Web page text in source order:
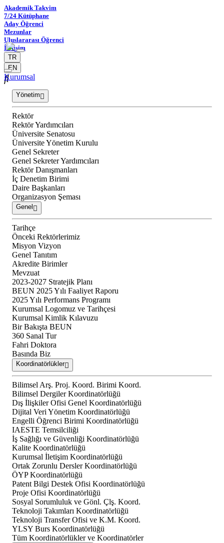
Akademik Takvim
7/24 Kütüphane
Aday Öğrenci
Mezunlar
Uluslararası Öğrenci
İletişim
TR
EN
Kurumsal
Yönetim
Rektör
Rektör Yardımcıları
Üniversite Senatosu
Üniversite Yönetim Kurulu
Genel Sekreter
Genel Sekreter Yardımcıları
Rektör Danışmanları
İç Denetim Birimi
Daire Başkanları
Organizasyon Şeması
Genel
Tarihçe
Önceki Rektörlerimiz
Misyon Vizyon
Genel Tanıtım
Akredite Birimler
Mevzuat
2023-2027 Stratejik Planı
BEUN 2025 Yılı Faaliyet Raporu
2025 Yılı Performans Programı
Kurumsal Logomuz ve Tarihçesi
Kurumsal Kimlik Kılavuzu
Bir Bakışta BEUN
360 Sanal Tur
Fahri Doktora
Basında Biz
Koordinatörlükler
Bilimsel Arş. Proj. Koord. Birimi Koord.
Bilimsel Dergiler Koordinatörlüğü
Dış İlişkiler Ofisi Genel Koordinatörlüğü
Dijital Veri Yönetim Koordinatörlüğü
Engelli Öğrenci Birimi Koordinatörlüğü
IAESTE Temsilciliği
İş Sağlığı ve Güvenliği Koordinatörlüğü
Kalite Koordinatörlüğü
Kurumsal İletişim Koordinatörlüğü
Ortak Zorunlu Dersler Koordinatörlüğü
ÖYP Koordinatörlüğü
Patent Bilgi Destek Ofisi Koordinatörlüğü
Proje Ofisi Koordinatörlüğü
Sosyal Sorumluluk ve Gönl. Çlş. Koord.
Teknoloji Takımları Koordinatörlüğü
Teknoloji Transfer Ofisi ve K.M. Koord.
YLSY Burs Koordinatörlüğü
Tüm Koordinatörlükler ve Koordinatörler